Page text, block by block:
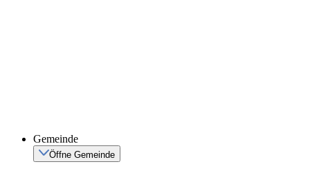
Gemeinde
Öffne Gemeinde